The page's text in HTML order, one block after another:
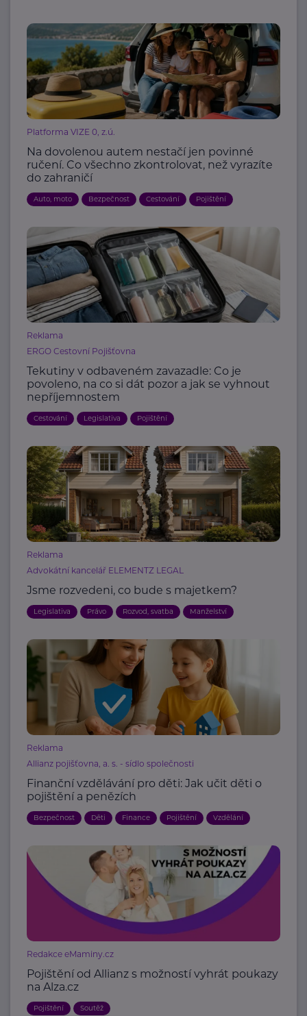
Platforma VIZE 0, z.ú.
Na dovolenou autem nestačí jen povinné
ručení. Co všechno zkontrolovat, než vyrazíte
do zahraničí
Auto, moto Bezpečnost Cestování Pojištění
Reklama
ERGO Cestovní Pojišťovna
Tekutiny v odbaveném zavazadle: Co je
povoleno, na co si dát pozor a jak se vyhnout
nepříjemnostem
Cestování Legislativa Pojištění
Reklama
Advokátní kancelář ELEMENTZ LEGAL
Jsme rozvedeni, co bude s majetkem?
Legislativa Právo Rozvod, svatba Manželství
Reklama
Allianz pojišťovna, a. s. - sídlo společnosti
Finanční vzdělávání pro děti: Jak učit děti o
pojištění a penězích
Bezpečnost Děti Finance Pojištění Vzdělání
Redakce eMaminy.cz
Pojištění od Allianz s možností vyhrát poukazy
na Alza.cz
Pojištění Soutěž